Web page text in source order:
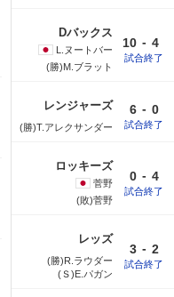
Dバックス
L.ヌートバー
(勝)M.ブラット
10 - 4
試合終了
レンジャーズ
(勝)T.アレクサンダー
6 - 0
試合終了
ロッキーズ
菅野
(敗)菅野
0 - 4
試合終了
レッズ
(勝)R.ラウダー
(Ｓ)E.パガン
3 - 2
試合終了